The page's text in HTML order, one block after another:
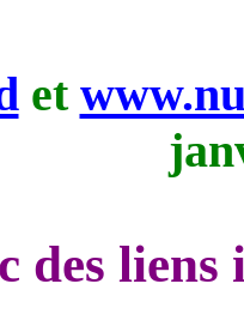
et
des